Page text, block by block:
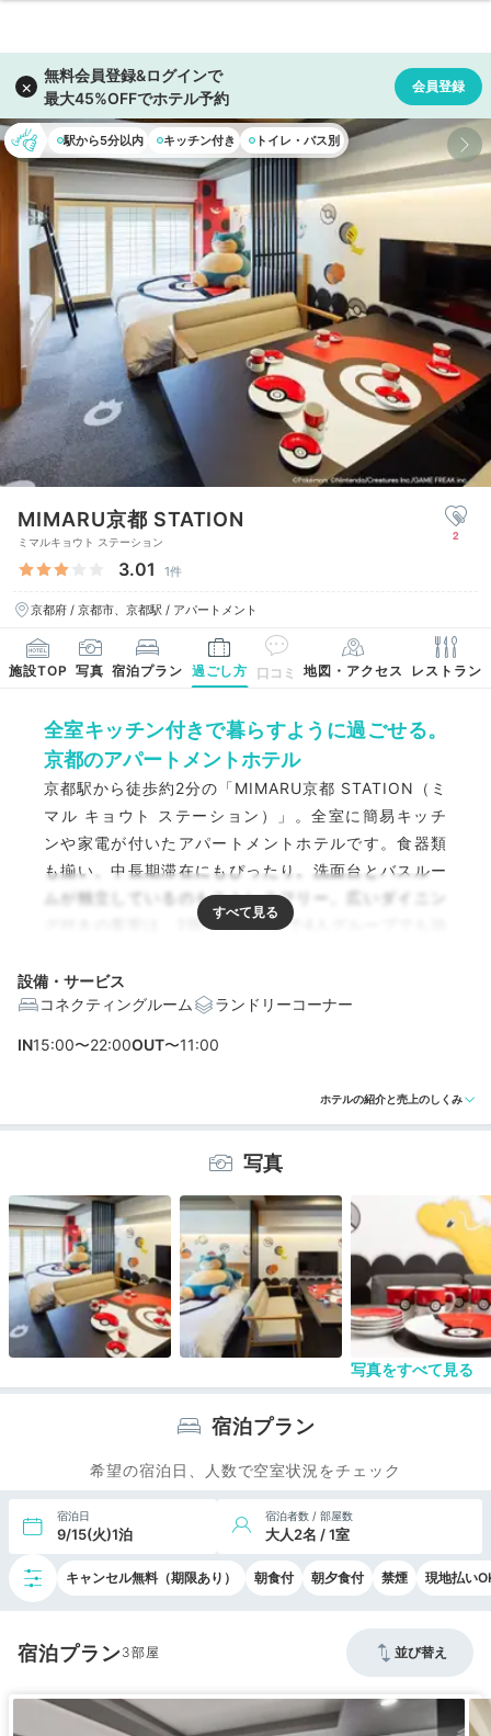
駅から5分以内 キッチン付き トイレ・バス別
MIMARU京都 STATION
ミマルキョウト ステーション
3.01 1件
京都府 / 京都市、京都駅 / アパートメント
2
施設TOP 写真 宿泊プラン 過ごし方 口コミ 地図・アクセス レストラン
全室キッチン付きで暮らすように過ごせる。
京都のアパートメントホテル
京都駅から徒歩約2分の「MIMARU京都 STATION（ミ
マル キョウト ステーション）」。全室に簡易キッチ
ンや家電が付いたアパートメントホテルです。食器類
も揃い、中長期滞在にもぴったり。洗面台とバスルー
ムが独立しているのもストレスフリー。広いダイニン
グ付きの客室は、2段ベッド付きで4人グループでも泊
「ポケモンルーム」もキュート♪
編集部おすすめの３つのポイント
暮らすように泊まる♩全室にキッチン家電、ダイニング
テーブル付
京都駅近くの好立地。奈良や滋賀などの関西方面の拠点
におすすめ
設備・サービス
コネクティングルーム
ランドリーコーナー
IN15:00〜22:00OUT〜11:00
ホテルの紹介と売上のしくみ
写真
写真をすべて見る
宿泊プラン
希望の宿泊日、人数で空室状況をチェック
宿泊日
9/15(火)1泊
宿泊者数 / 部屋数
大人2名 / 1室
キャンセル無料（期限あり） 朝食付 朝夕食付 禁煙 現地払い
宿泊プラン3 並び替え